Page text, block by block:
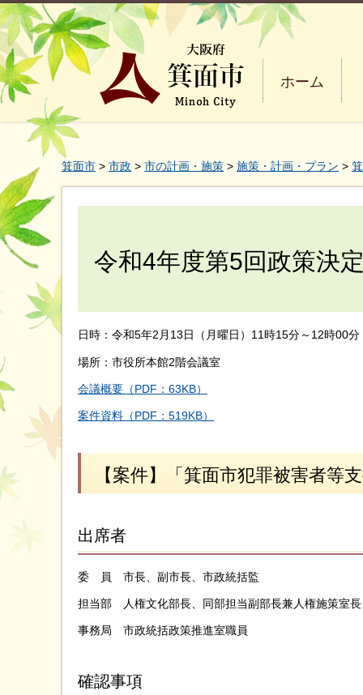
ホーム
箕面市 > 市政 > 市の計画・施策 > 施策・計画・プラン >
令和4年度第5回政策決
日時：令和5年2月13日（月曜日）11時15分～12時00分
場所：市役所本館2階会議室
会議概要（PDF：63KB）
案件資料（PDF：519KB）
【案件】「箕面市犯罪被害者等
出席者
委 員 市長、副市長、市政統括監
担当部 人権文化部長、同部担当副部長兼人権施策室長
事務局 市政統括政策推進室職員
確認事項